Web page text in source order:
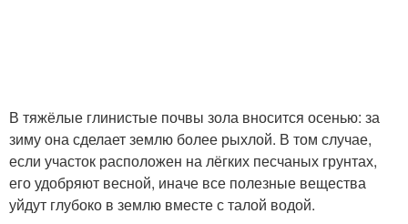
В тяжёлые глинистые почвы зола вносится осенью: за
зиму она сделает землю более рыхлой. В том случае,
если участок расположен на лёгких песчаных грунтах,
его удобряют весной, иначе все полезные вещества
уйдут глубоко в землю вместе с талой водой.